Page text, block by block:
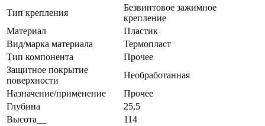
Тип крепления
Безвинтовое зажимное
крепление
Материал
Пластик
Вид/марка материала
Термопласт
Тип компонента
Прочее
Защитное покрытие
поверхности
Необработанная
Назначение/применение
Прочее
Глубина
25,5
Высота__
114